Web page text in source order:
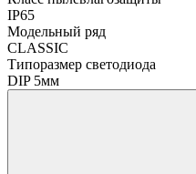
IP65
Модельный ряд
CLASSIC
Типоразмер светодиода
DIP 5мм